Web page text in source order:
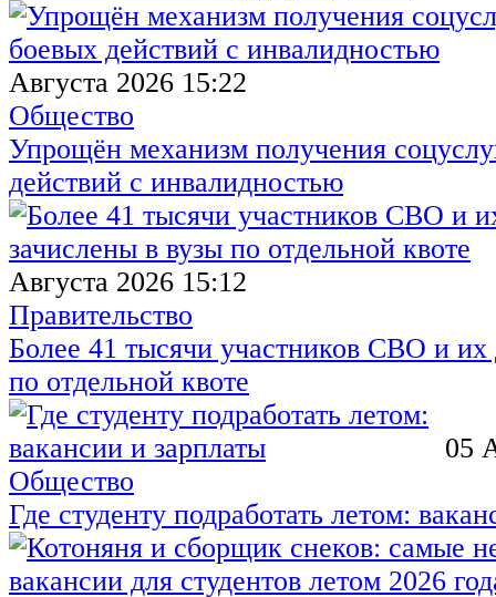
Августа 2026 15:22
Общество
Упрощён механизм получения
действий с инвалидностью
Августа 2026 15:12
Правительство
Более 41 тысячи участников СВО и их
по отдельной квоте
05
Общество
Где студенту подработать летом: